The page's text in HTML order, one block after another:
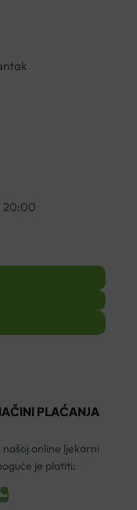
20:00
PLAĆANJA
našoj online ljekarni
je platiti: